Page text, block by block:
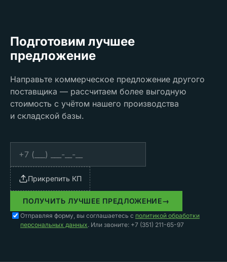
Подготовим лучшее
предложение
Направьте коммерческое предложение другого
поставщика — рассчитаем более выгодную
стоимость с учётом нашего производства
и складской базы.
Прикрепить КП
ПОЛУЧИТЬ ЛУЧШЕЕ ПРЕДЛОЖЕНИЕ→
Отправляя форму, вы соглашаетесь с политикой обработки
персональных данных. Или звоните: +7 (351) 211-65-97